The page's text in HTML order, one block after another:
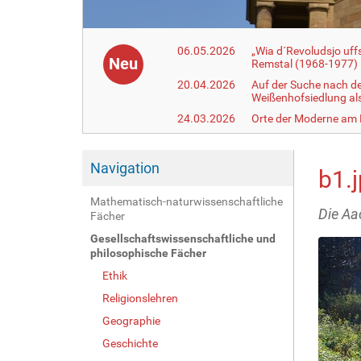
Neu
06.05.2026
„Wia d´Revoludsjo
Remstal (1968-1977)
20.04.2026
Auf der Suche nach
Weißenhofsiedlung
24.03.2026
Orte der Moderne am
Navigation
Mathematisch-naturwissenschaftliche
Fächer
Gesellschaftswissenschaftliche und
philosophische Fächer
Ethik
Religionslehren
Geographie
Geschichte
Die